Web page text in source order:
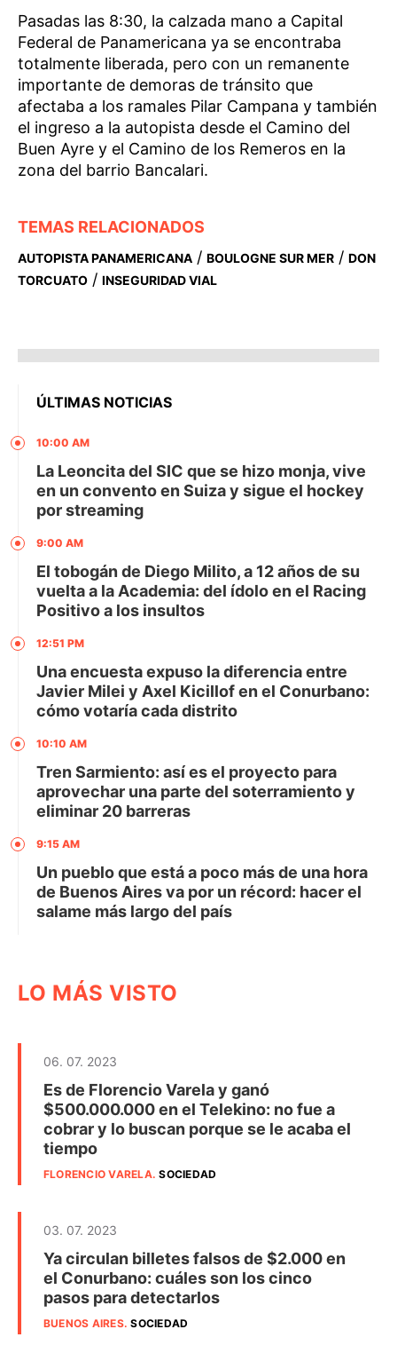
Pasadas las 8:30, la calzada mano a Capital
Federal de Panamericana ya se encontraba
totalmente liberada, pero con un remanente
importante de demoras de tránsito que
afectaba a los ramales Pilar Campana y también
el ingreso a la autopista desde el Camino del
Buen Ayre y el Camino de los Remeros en la
zona del barrio Bancalari.
TEMAS RELACIONADOS
AUTOPISTA PANAMERICANA / BOULOGNE SUR MER / DON
TORCUATO / INSEGURIDAD VIAL
ÚLTIMAS NOTICIAS
10:00 AM
La Leoncita del SIC que se hizo monja, vive
en un convento en Suiza y sigue el hockey
por streaming
9:00 AM
El tobogán de Diego Milito, a 12 años de su
vuelta a la Academia: del ídolo en el Racing
Positivo a los insultos
12:51 PM
Una encuesta expuso la diferencia entre
Javier Milei y Axel Kicillof en el Conurbano:
cómo votaría cada distrito
10:10 AM
Tren Sarmiento: así es el proyecto para
aprovechar una parte del soterramiento y
eliminar 20 barreras
9:15 AM
Un pueblo que está a poco más de una hora
de Buenos Aires va por un récord: hacer el
salame más largo del país
LO MÁS VISTO
06. 07. 2023
Es de Florencio Varela y ganó
$500.000.000 en el Telekino: no fue a
cobrar y lo buscan porque se le acaba el
tiempo
FLORENCIO VARELA.SOCIEDAD
03. 07. 2023
Ya circulan billetes falsos de $2.000 en
el Conurbano: cuáles son los cinco
pasos para detectarlos
BUENOS AIRES.SOCIEDAD